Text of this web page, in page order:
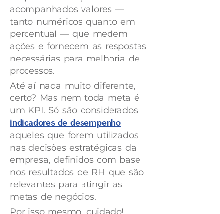
acompanhados valores —
tanto numéricos quanto em
percentual — que medem
ações e fornecem as respostas
necessárias para melhoria de
processos.
Até aí nada muito diferente,
certo? Mas nem toda meta é
um KPI. Só são considerados
indicadores de desempenho
aqueles que forem utilizados
nas decisões estratégicas da
empresa, definidos com base
nos resultados de RH que são
relevantes para atingir as
metas de negócios.
Por isso mesmo, cuidado!